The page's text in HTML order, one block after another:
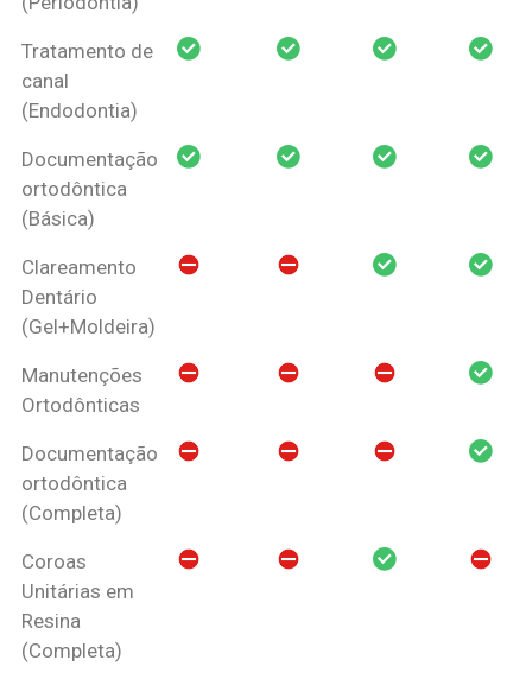
Tratamento de
canal
(Endodontia)
Documentação
ortodôntica
(Básica)
Clareamento
Dentário
(Gel+Moldeira)
Manutenções
Ortodônticas
Documentação
ortodôntica
(Completa)
Coroas
Unitárias em
Resina
(Completa)